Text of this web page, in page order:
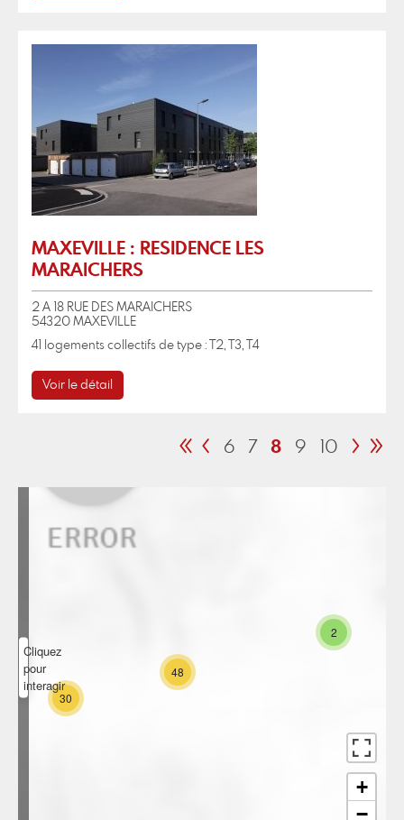
MAXEVILLE : RESIDENCE LES
MARAICHERS
2 A 18 RUE DES MARAICHERS
54320 MAXEVILLE
41 logements collectifs de type : T2, T3, T4
Voir le détail
« ‹ 6 7 8 9 10 › »
Cliquez
pour
interagir
2
30
48
+
−